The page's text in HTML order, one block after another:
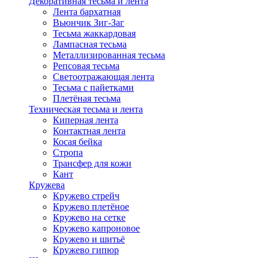
Лента бархатная
Вьюнчик Зиг-Заг
Тесьма жаккардовая
Лампасная тесьма
Металлизированная тесьма
Репсовая тесьма
Светоотражающая лента
Тесьма с пайетками
Плетёная тесьма
Техническая тесьма и лента
Киперная лента
Контактная лента
Косая бейка
Стропа
Трансфер для кожи
Кант
Кружева
Кружево стрейч
Кружево плетёное
Кружево на сетке
Кружево капроновое
Кружево и шитьё
Кружево гипюр